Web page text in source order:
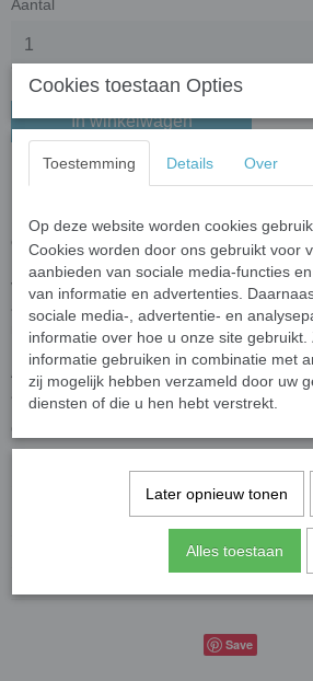
Aantal
In winkelwagen
Hanger Olifant Aventurijn
Draag elke dag een vleugje geluk met
olifant hanger.
Met de hand vervaardigd uit groene
voorspoed en groei – is dit unieke sieraad
accessoire,
maar ook een krachtig symbool van
De olifant staat al eeuwenlang voor
Als beschermende talisman helpt hij
afstand te houden en brengt hij balans in je
630
Gifts2Give1
Save
Cookies toestaan Opties
Toestemming Details Over
Op deze website worden cookies
Cookies worden door ons gebruikt voor
aanbieden van sociale media-functies
van informatie en advertenties.
sociale media-, advertentie- en
informatie over hoe u onze site gebruikt.
informatie gebruiken in combinatie met
zij mogelijk hebben verzameld door uw
diensten of die u hen hebt verstrekt.
Later opnieuw tonen
Alles toestaan